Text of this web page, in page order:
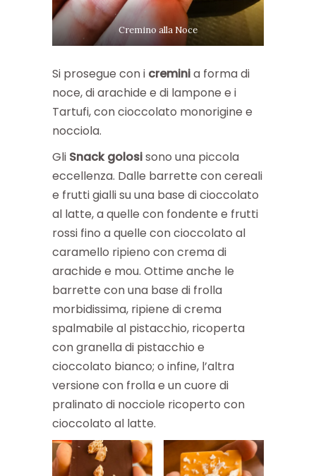
Cremino alla Noce
Si prosegue con i creminia forma di
noce, di arachide e di lampone e i
Tartufi, con cioccolato monorigine e
nocciola.
Gli Snack golosisono una piccola
eccellenza. Dalle barrette con cereali
e frutti gialli su una base di cioccolato
al latte, a quelle con fondente e frutti
rossi fino a quelle con cioccolato al
caramello ripieno con crema di
arachide e mou. Ottime anche le
barrette con una base di frolla
morbidissima, ripiene di crema
spalmabile al pistacchio, ricoperta
con granella di pistacchio e
cioccolato bianco; o infine, l’altra
versione con frolla e un cuore di
pralinato di nocciole ricoperto con
cioccolato al latte.